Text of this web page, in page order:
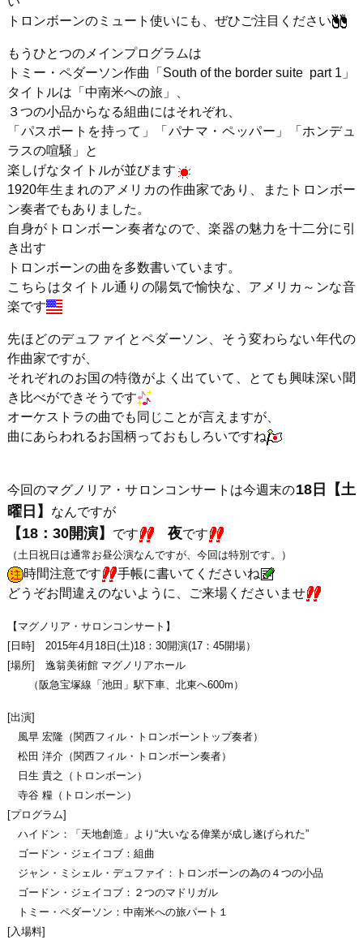
トロンボーンのミュート使いにも、ぜひご注目ください
もうひとつのメインプログラムは
トミー・ペダーソン作曲「South of the border suite part 1」
タイトルは「中南米への旅」、
３つの小品からなる組曲にはそれぞれ、
「パスポートを持って」「パナマ・ペッパー」「ホンデュ
ラスの喧騒」と
楽しげなタイトルが並びます
1920年生まれのアメリカの作曲家であり、またトロンボー
ン奏者でもありました。
自身がトロンボーン奏者なので、楽器の魅力を十二分に引
き出す
トロンボーンの曲を多数書いています。
こちらはタイトル通りの陽気で愉快な、アメリカ～ンな音
楽です
先ほどのデュファイとペダーソン、そう変わらない年代の
作曲家ですが、
それぞれのお国の特徴がよく出ていて、とても興味深い聞
き比べができそうです
オーケストラの曲でも同じことが言えますが、
曲にあらわれるお国柄っておもしろいですね
今回のマグノリア・サロンコンサートは今週末の18日【土
曜日】
なんですが
【18：30開演】 です 夜です
（土日祝日は通常お昼公演なんですが、今回は特別です。）
時間注意です
手帳に書いてくださいね
どうぞお間違えのないように、ご来場くださいませ
【マグノリア・サロンコンサート】
[日時] 2015年4月18日(土)18：30開演(17：45開場）
[場所] 逸翁美術館 マグノリアホール
（阪急宝塚線「池田」駅下車、北東へ600m）
[出演]
風早 宏隆（関西フィル・トロンボーントップ奏者）
松田 洋介（関西フィル・トロンボーン奏者）
日生 貴之（トロンボーン）
寺谷 糧（トロンボーン）
[プログラム]
ハイドン：「天地創造」より“大いなる偉業が成し遂げられた”
ゴードン・ジェイコブ：組曲
ジャン・ミシェル・デュファイ：トロンボーンの為の４つの小品
ゴードン・ジェイコブ：２つのマドリガル
トミー・ペダーソン：中南米への旅パート１
[入場料]